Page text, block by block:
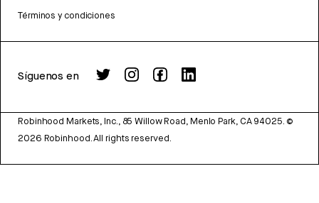
Términos y condiciones
Síguenos en
Robinhood Markets, Inc., 85 Willow Road, Menlo Park, CA 94025. ©
2026 Robinhood. All rights reserved.